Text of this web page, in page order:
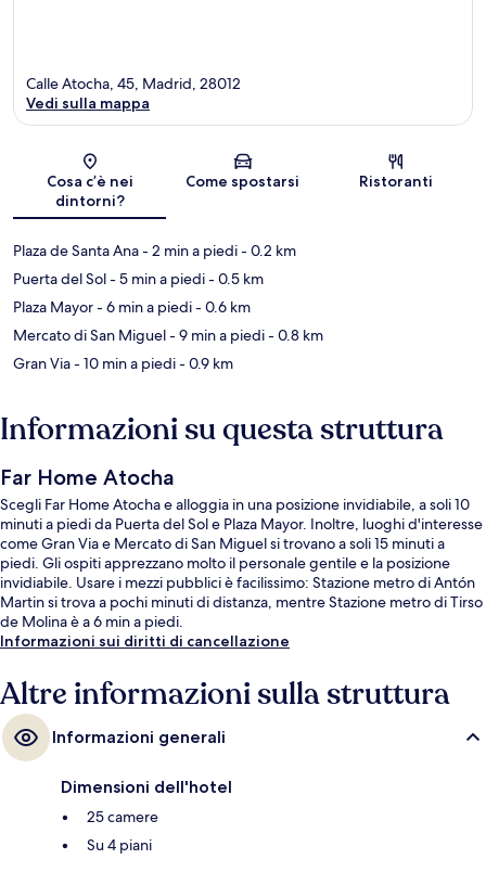
Mappa
Calle Atocha, 45, Madrid, 28012
Vedi sulla mappa
Cosa c’è nei
dintorni?
Come spostarsi Ristoranti
Plaza de Santa Ana- 2 min a piedi- 0.2 km
Puerta del Sol- 5 min a piedi- 0.5 km
Plaza Mayor- 6 min a piedi- 0.6 km
Mercato di San Miguel- 9 min a piedi- 0.8 km
Gran Via- 10 min a piedi- 0.9 km
Informazioni su questa struttura
Far Home Atocha
Scegli Far Home Atocha e alloggia in una posizione invidiabile, a soli 10
minuti a piedi da Puerta del Sol e Plaza Mayor. Inoltre, luoghi d'interesse
come Gran Via e Mercato di San Miguel si trovano a soli 15 minuti a
piedi. Gli ospiti apprezzano molto il personale gentile e la posizione
invidiabile. Usare i mezzi pubblici è facilissimo: Stazione metro di Antón
Martin si trova a pochi minuti di distanza, mentre Stazione metro di Tirso
de Molina è a 6 min a piedi.
Informazioni sui diritti di cancellazione
Altre informazioni sulla struttura
Informazioni generali
Dimensioni dell'hotel
25 camere
Su 4 piani